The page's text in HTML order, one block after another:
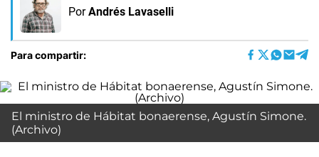
Por Andrés Lavaselli
Para compartir:
El ministro de Hábitat bonaerense, Agustín Simone.
(Archivo)